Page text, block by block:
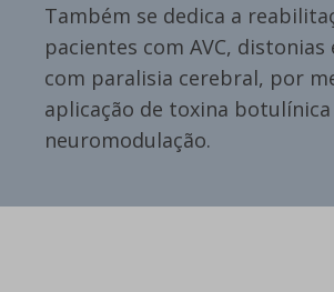
Também se dedica a
pacientes com AVC, distonias
com paralisia cerebral, por
aplicação de toxina botulínica
neuromodulação.